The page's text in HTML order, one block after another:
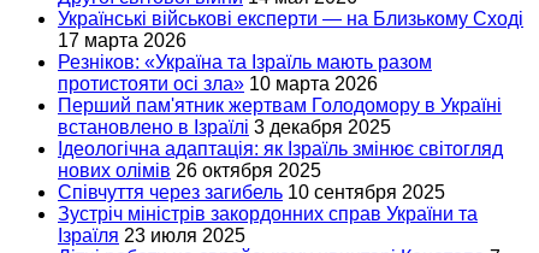
Українські військові експерти — на Близькому Сході
17 марта 2026
Резніков: «Україна та Ізраїль мають разом
протистояти осі зла» 10 марта 2026
Перший пам'ятник жертвам Голодомору в Україні
встановлено в Ізраїлі 3 декабря 2025
Ідеологічна адаптація: як Ізраїль змінює світогляд
нових олімів 26 октября 2025
Співчуття через загибель 10 сентября 2025
Зустріч міністрів закордонних справ України та
Ізраїля 23 июля 2025